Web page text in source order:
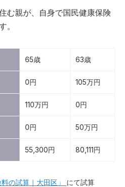
む親が、自身で国民健康保険
。
65歳 63歳
0円 105万円
110万円 0円
0円 50万円
55,300円 80,111円
の試算｜大田区」 にて試算